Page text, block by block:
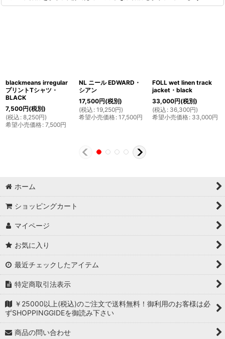
blackmeans irregular
プリントTシャツ・
BLACK
7,500円(税別)
(税込 : 8,250円)
希望小売価格: 7,500円
NL ニール EDWARD・
シアン
17,500円(税別)
(税込 : 19,250円)
希望小売価格: 17,500円
FOLL wet linen track
jacket・black
33,000円(税別)
(税込 : 36,300円)
希望小売価格: 33,000円
ホーム
ショッピングカート
マイページ
お気に入り
最近チェックしたアイテム
特定商取引法表示
￥25000以上(税込)のご注文で送料無料！御利用のお客様は必
ずSHOPPINGGIDEを御読み下さい
商品の問い合わせ